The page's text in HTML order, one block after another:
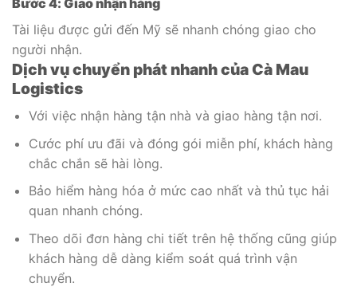
Bước 4: Giao nhận hàng
Tài liệu được gửi đến Mỹ sẽ nhanh chóng giao cho
người nhận.
Dịch vụ chuyển phát nhanh của Cà Mau
Logistics
Với việc nhận hàng tận nhà và giao hàng tận nơi.
Cước phí ưu đãi và đóng gói miễn phí, khách hàng
chắc chắn sẽ hài lòng.
Bảo hiểm hàng hóa ở mức cao nhất và thủ tục hải
quan nhanh chóng.
Theo dõi đơn hàng chi tiết trên hệ thống cũng giúp
khách hàng dễ dàng kiểm soát quá trình vận
chuyển.